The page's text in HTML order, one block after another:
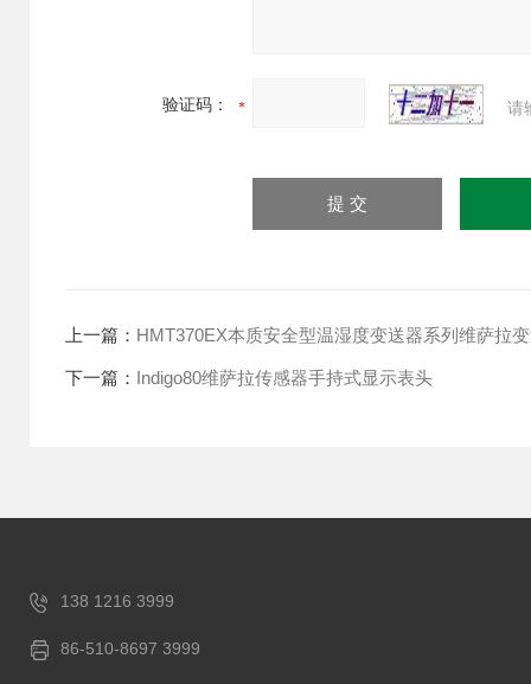
验证码： 请
上一篇： HMT370EX本质安全型温湿度变送器系列维萨拉
下一篇： Indigo80维萨拉传感器手持式显示表头
138 1216 3999
86-510-8697 3999